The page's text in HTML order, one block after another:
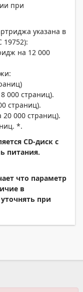
при
указана в
19752):
на 12 000
000 страниц).
страниц).
20 000 страниц).
*.
CD-диск с
питания.
что параметр
в
при